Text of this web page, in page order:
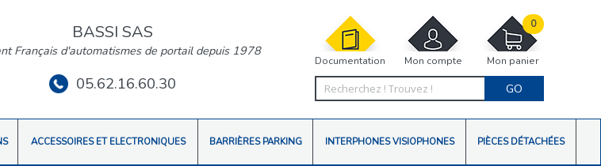
Documentation Mon compte Mon panier
0
GO
BASSI SAS
Français d'automatismes de portail depuis 1978
05.62.16.60.30
ACCESSOIRES ET ELECTRONIQUES BARRIÈRES PARKING INTERPHONES VISIOPHONES PIÈCES DÉTACHÉES